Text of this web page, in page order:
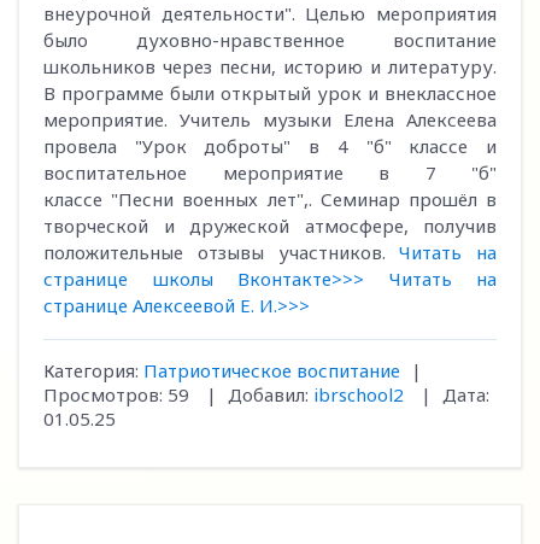
внеурочной деятельности". Целью мероприятия
было духовно-нравственное воспитание
школьников через песни, историю и литературу.
В программе были открытый урок и внеклассное
мероприятие. Учитель музыки Елена Алексеева
провела "Урок доброты" в 4 "б" классе и
воспитательное мероприятие в 7 "б"
классе "Песни военных лет",. Семинар прошёл в
творческой и дружеской атмосфере, получив
положительные отзывы участников.Читать на
странице школы Вконтакте>>>
Читать на
странице Алексеевой Е. И.>>>
Категория: Патриотическое воспитание
|
Просмотров: 59 | Добавил: ibrschool2 |
Дата:
01.05.25